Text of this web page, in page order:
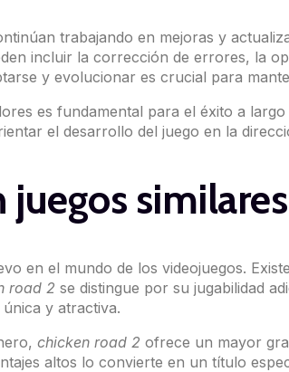
trabajando en mejoras y
incluir la corrección de errores, la
y evolucionar es crucial para
es fundamental para el éxito a
el desarrollo del juego en la
similares
en el mundo de los videojuegos.
road 2 se distingue por su jugabilidad
y atractiva.
chicken road 2 ofrece un mayor
altos lo convierte en un título